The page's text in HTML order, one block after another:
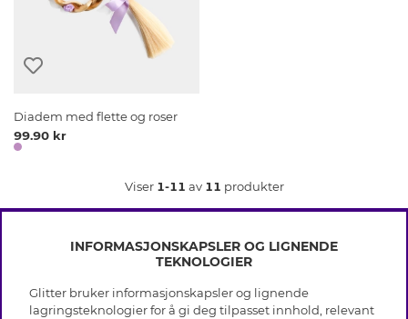
Diadem med flette og roser
99.90 kr
Viser 1-11 av 11 produkter
INFO
INFORMASJONSKAPSLER OG LIGNENDE
TEKNOLOGIER
Glitter bruker informasjonskapsler og lignende
lagringsteknologier for å gi deg tilpasset innhold, relevant